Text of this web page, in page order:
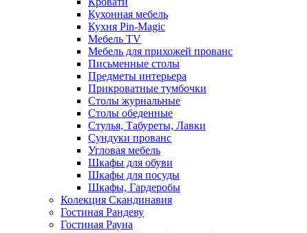
Кухонная мебель
Кухня Pin-Magic
Мебель TV
Мебель для прихожей прованс
Письменные столы
Предметы интерьера
Прикроватные тумбочки
Столы журнальные
Столы обеденные
Стулья, Табуреты, Лавки
Сундуки прованс
Угловая мебель
Шкафы для обуви
Шкафы для посуды
Шкафы, Гардеробы
Колекция Скандинавия
Гостиная Рандеву
Гостиная Рауна